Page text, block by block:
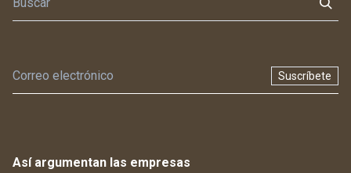
Suscríbete
Así argumentan las empresas